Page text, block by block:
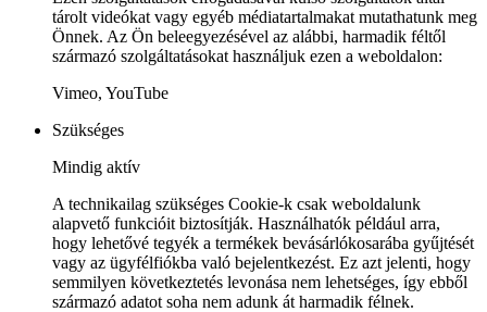
tárolt videókat vagy egyéb médiatartalmakat mutathatunk meg
Önnek. Az Ön beleegyezésével az alábbi, harmadik féltől
származó szolgáltatásokat használjuk ezen a weboldalon:
Vimeo, YouTube
Szükséges
Mindig aktív
A technikailag szükséges Cookie-k csak weboldalunk
alapvető funkcióit biztosítják. Használhatók például arra,
hogy lehetővé tegyék a termékek bevásárlókosarába gyűjtését
vagy az ügyfélfiókba való bejelentkezést. Ez azt jelenti, hogy
semmilyen következtetés levonása nem lehetséges, így ebből
származó adatot soha nem adunk át harmadik félnek.